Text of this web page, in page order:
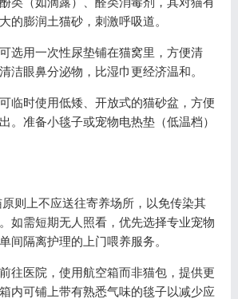
的膨润土猫砂，刺激呼吸道。
选用一次性尿垫铺在猫窝里，方便清
洁眼鼻分泌物，比湿巾更经济温和。
临时使用低矮、开放式的猫砂盆，方便
。准备小毯子或宠物电热垫（低温档）
则上不应送往寄养场所，以免传染其
如需短期无人照看，优先选择专业宠物
间隔离护理的上门喂养服务。
往医院，使用航空箱而非猫包，提供更
内可铺上带有熟悉气味的毯子以减少应